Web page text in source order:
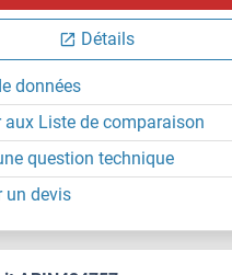
Détails
données
aux Liste de comparaison
question technique
un devis